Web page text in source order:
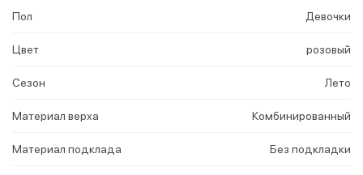
Пол Девочки
Цвет розовый
Сезон Лето
Материал верха Комбинированный
Материал подклада Без подкладки